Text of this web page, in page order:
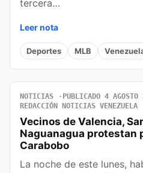
tercera…
Leer nota
Deportes MLB
NOTICIAS PUBLICADO 4
REDACCIÓN NOTICIAS VENEZUELA
Vecinos de Valencia,
Naguanagua protestan
Carabobo
La noche de este lunes,